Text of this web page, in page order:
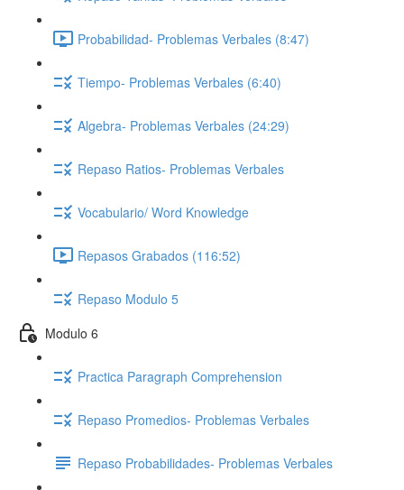
Probabilidad- Problemas Verbales (8:47)
Tiempo- Problemas Verbales (6:40)
Algebra- Problemas Verbales (24:29)
Repaso Ratios- Problemas Verbales
Vocabulario/ Word Knowledge
Repasos Grabados (116:52)
Repaso Modulo 5
Modulo 6
Practica Paragraph Comprehension
Repaso Promedios- Problemas Verbales
Repaso Probabilidades- Problemas Verbales